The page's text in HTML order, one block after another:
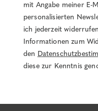
mit Angabe meiner E-
personalisierten
ich jederzeit
Informationen zum
den
diese zur Kenntnis